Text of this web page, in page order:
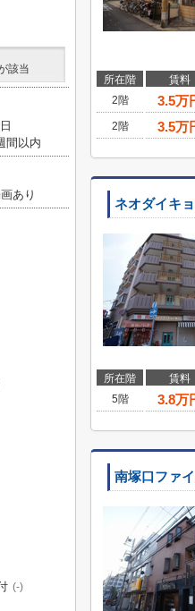
所在階 賃料
2階
3.5万
2階
3.5万
ネオダイキ
所在階 賃料
5階
3.8万
南塚口ファ
該当
間以内
あり
(-)